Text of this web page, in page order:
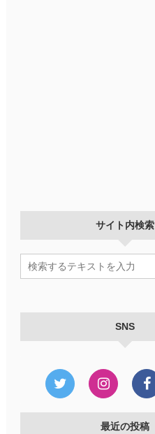
サイト内検索
SNS
最近の投稿